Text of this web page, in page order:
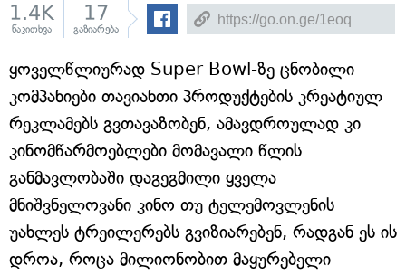
1.4K
წაკითხვა
17
გაზიარება
ყოველწლიურად Super Bowl-ზე ცნობილი
კომპანიები თავიანთი პროდუქტების კრეატიულ
რეკლამებს გვთავაზობენ, ამავდროულად კი
კინომწარმოებლები მომავალი წლის
განმავლობაში დაგეგმილი ყველა
მნიშვნელოვანი კინო თუ ტელემოვლენის
უახლეს ტრეილერებს გვიზიარებენ, რადგან ეს ის
დროა, როცა მილიონობით მაყურებელი